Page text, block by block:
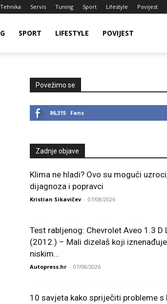
Tehnika Servis Tuning Sport Lifestyle Povijest
SPORT LIFESTYLE POVIJEST
Povežimo se
86,315 Fans
Zadnje objave
Klima ne hladi? Ovo su mogući
dijagnoza i popravci
Kristian Sikavičev - 07/08/2026
Test rabljenog: Chevrolet Aveo 1.3 D
(2012.) – Mali dizelaš koji iznenađuje
niskim...
Autopress.hr - 07/08/2026
10 savjeta kako spriječiti probleme s